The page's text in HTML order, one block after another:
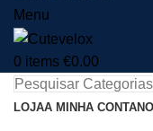
Menu
0 items €0.00
Pesquisar Categorias
LOJAA MINHA CONTA